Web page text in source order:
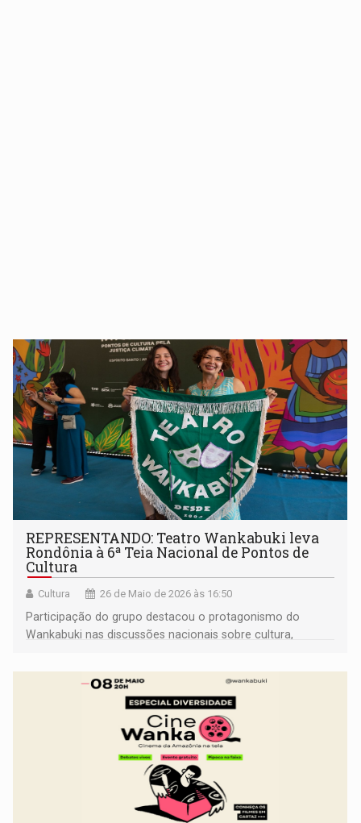
REPRESENTANDO: Teatro Wankabuki leva
Rondônia à 6ª Teia Nacional de Pontos de
Cultura
Cultura 26 de Maio de 2026 às 16:50
Participação do grupo destacou o protagonismo do
Wankabuki nas discussões nacionais sobre cultura,